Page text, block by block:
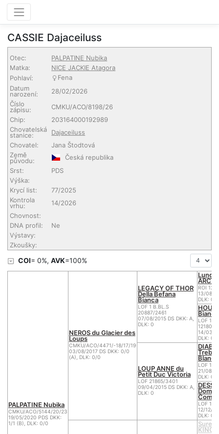
CASSIE Dajaceiluss
Otec:
PALPATINE Nubika
Matka:
NICE JACKIE Atagora
Pohlaví:
Fena
Datum
narození:
28/02/2026
Číslo
zápisu:
CMKU/ACO/8198/26
Chip:
203164000192989
Chovatelská
stanice:
Dajaceiluss
Chovatel:
Jana Štodtová
Země
původu:
Česká republika
Srst:
PDS
Výška:
Krycí list:
77/2025
Kontrola
vrhu:
14/2026
Chovnost:
DNA profil:
Ne
Výstavy:
Zkoušky:
COI= 0%, AVK=100%
PALPATINE Nubika
CMKU/ACO/5144/20/23
19/05/2020 PDS DKK:
1/1 (B), DLK: 0/0
NEROS du Glacier des
Loups
CMKU/ACO/4471/-18/17/19
03/08/2017 DS DKK: 0/0
(A), DLK: 0/0
LEGACY OF THOR
Della Befana
Bianca
LOF 1 B.BL.S
20887/2461
07/08/2015 DS DKK: A,
DLK: 0
ROI 12/
13/08/
DLK: 0
LOF 1
12180/
14/03/
DLK: 0
LOUP ANNE du
Petit Duc Victoria
LOF 21865/3401
09/04/2015 DS DKK: A,
DLK: 0
Blanc
LOF 1
21/08/
DLK: 0
LOF 1
12/12/
DLK: 0